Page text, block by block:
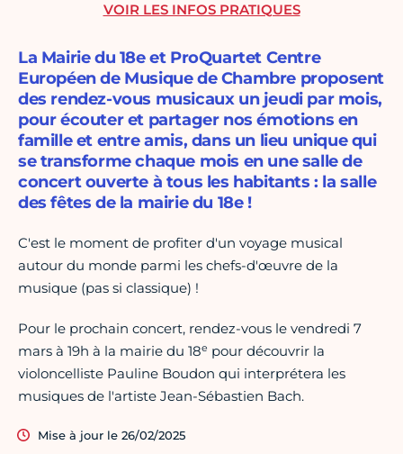
La Mairie du 18e et ProQuartet Centre
Européen de Musique de Chambre proposent
des rendez-vous musicaux un jeudi par mois,
pour écouter et partager nos émotions en
famille et entre amis, dans un lieu unique qui
se transforme chaque mois en une salle de
concert ouverte à tous les habitants : la salle
des fêtes de la mairie du 18e !
C'est le moment de profiter d'un voyage musical
autour du monde parmi les chefs-d'œuvre de la
musique (pas si classique) !
Pour le prochain concert, rendez-vous le vendredi 7
mars à 19h à la mairie du 18e pour découvrir la
violoncelliste Pauline Boudon qui interprétera les
musiques de l'artiste Jean-Sébastien Bach.
Mise à jour le 26/02/2025
VOIR LES INFOS PRATIQUES